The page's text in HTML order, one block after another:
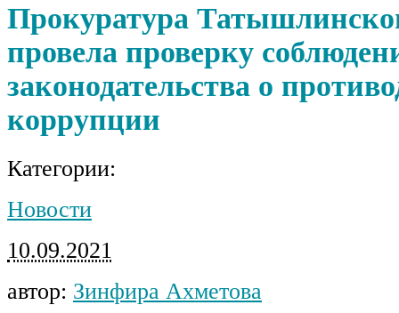
Прокуратура
провела проверку
законодательства о
коррупции
Категории:
Новости
10.09.2021
автор: Зинфира Ахметова